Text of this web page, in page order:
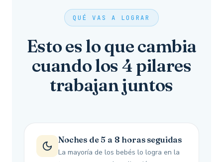
QUÉ VAS A LOGRAR
Esto es lo que cambia
cuando los 4 pilares
trabajan juntos
Noches de 5 a 8 horas seguidas
La mayoría de los bebés lo logra en la